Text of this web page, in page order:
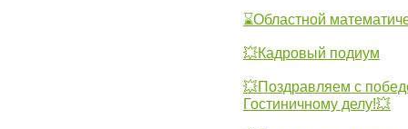
⌛Областной
💥Кадровый подиум
💥Поздравляем с
Гостиничному делу!💥